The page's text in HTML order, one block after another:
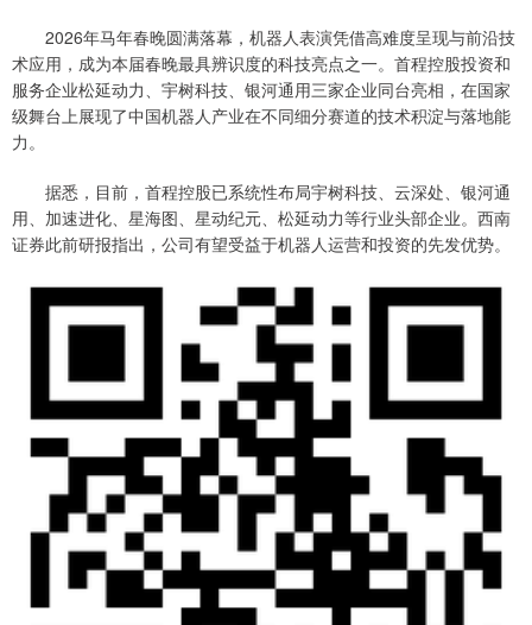
2026年马年春晚圆满落幕，机器人表演凭借高难度呈现与前沿技
术应用，成为本届春晚最具辨识度的科技亮点之一。首程控股投资和
服务企业松延动力、宇树科技、银河通用三家企业同台亮相，在国家
级舞台上展现了中国机器人产业在不同细分赛道的技术积淀与落地能
力。
据悉，目前，首程控股已系统性布局宇树科技、云深处、银河通
用、加速进化、星海图、星动纪元、松延动力等行业头部企业。西南
证券此前研报指出，公司有望受益于机器人运营和投资的先发优势。